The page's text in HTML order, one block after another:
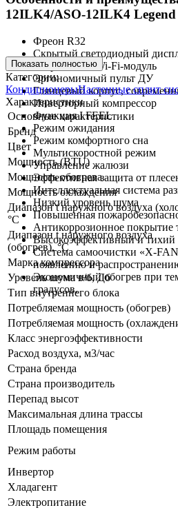
12ILK4/ASO-12ILK4 Legend
Фреон R32
Скрытый светодиодный
Встроенный Wi-Fi-модуль
Эргономичный пульт ДУ
Глянцевый корпус,
Инверторный компрессор
Функция I FEEL
Режим ожидания
Режим комфортного сна
Мультискоростной режим
Управление жалюзи
Эффективная защита от
Интеллектуальная система
Низкий уровень шума
Повышенная
Антикоррозионное покрытие
Высокоэффективный и тихий
Система самоочистки «X-
появлению и
Экономичный обогрев при
градусов.
Показать полностью
Категории:
КондиционерыНастенные сплит
Характеристики
Основные характеристики
Бренд
Цвет
Мощность (BTU)
Мощность обогрева
Мощность охлаждения
Диапазон t наружного воздуха
°C
Диапазон t наружного воздуха
(обогрев), °C
Марка компрессора
Уровень шума в/б, Дб
Тип внутреннего блока
Потребляемая мощность (обогрев)
Потребляемая мощность
Класс энергоэффективности
Расход воздуха, м3/час
Страна бренда
Страна производитель
Перепад высот
Максимальная длина трассы
Площадь помещения
Режим работы
Инвертор
Хладагент
Электропитание